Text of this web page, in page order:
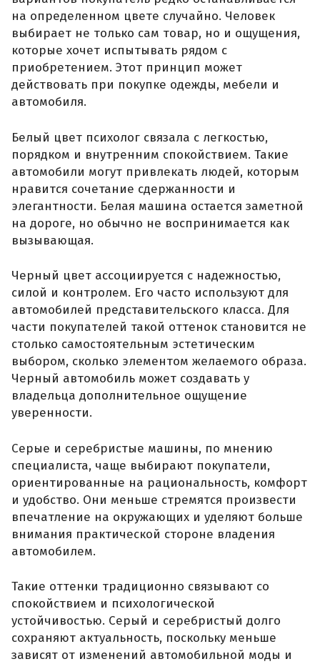
на определенном цвете случайно. Человек
выбирает не только сам товар, но и ощущения,
которые хочет испытывать рядом с
приобретением. Этот принцип может
действовать при покупке одежды, мебели и
автомобиля.
Белый цвет психолог связала с легкостью,
порядком и внутренним спокойствием. Такие
автомобили могут привлекать людей, которым
нравится сочетание сдержанности и
элегантности. Белая машина остается заметной
на дороге, но обычно не воспринимается как
вызывающая.
Черный цвет ассоциируется с надежностью,
силой и контролем. Его часто используют для
автомобилей представительского класса. Для
части покупателей такой оттенок становится не
столько самостоятельным эстетическим
выбором, сколько элементом желаемого образа.
Черный автомобиль может создавать у
владельца дополнительное ощущение
уверенности.
Серые и серебристые машины, по мнению
специалиста, чаще выбирают покупатели,
ориентированные на рациональность, комфорт
и удобство. Они меньше стремятся произвести
впечатление на окружающих и уделяют больше
внимания практической стороне владения
автомобилем.
Такие оттенки традиционно связывают со
спокойствием и психологической
устойчивостью. Серый и серебристый долго
сохраняют актуальность, поскольку меньше
зависят от изменений автомобильной моды и